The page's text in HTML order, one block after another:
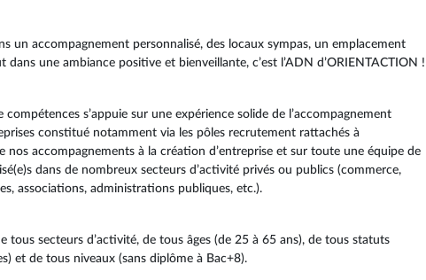
un accompagnement personnalisé, des locaux sympas, un emplacement
une ambiance positive et bienveillante, c’est l’ADN d’ORIENTACTION !
s’appuie sur une expérience solide de l’accompagnement
constitué notamment via les pôles recrutement rattachés à
nos accompagnements à la création d’entreprise et sur toute une équipe de
dans de nombreux secteurs d’activité privés ou publics (commerce,
associations, administrations publiques, etc.).
tous secteurs d’activité, de tous âges (de 25 à 65 ans), de tous statuts
et de tous niveaux (sans diplôme à Bac+8).